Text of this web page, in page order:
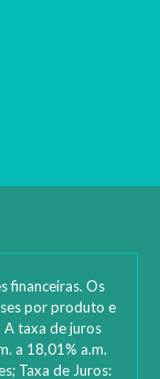
financeiras. Os
por produto e
A taxa de juros
a 18,01% a.m.
Taxa de Juros: